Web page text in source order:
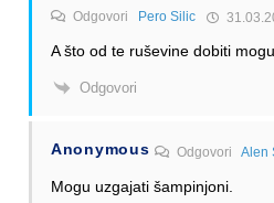
Odgovori Pero Silic
A što od te ruševine dobiti
Odgovori
Anonymous OdgovoriAlen
Mogu uzgajati šampinjoni.